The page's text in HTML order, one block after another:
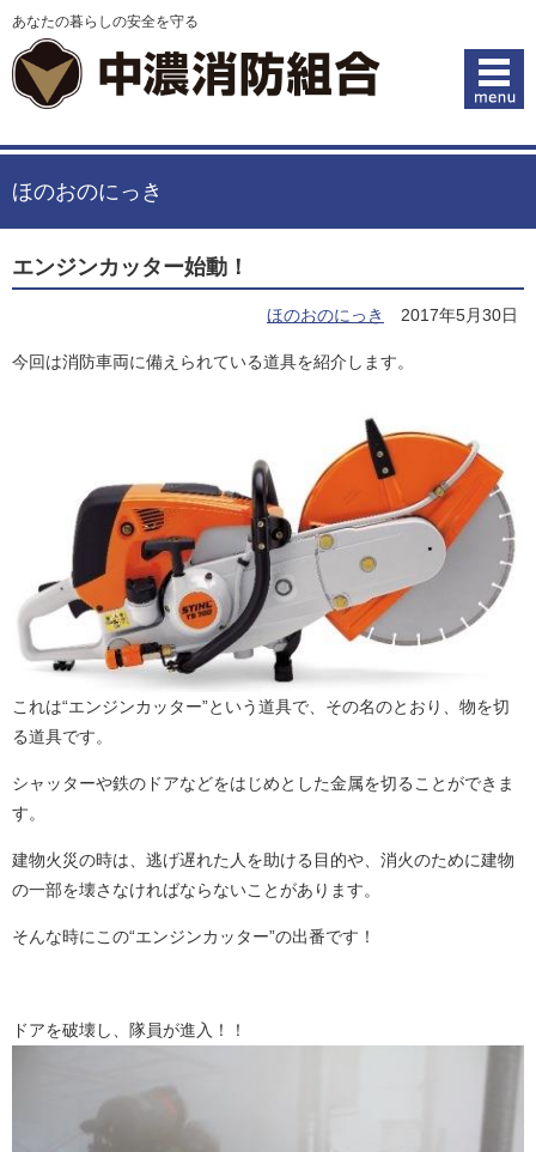
あなたの暮らしの安全を守る
ほのおのにっき
エンジンカッター始動！
ほのおのにっき 2017年5月30日
今回は消防車両に備えられている道具を紹介します。
これは“エンジンカッター”という道具で、その名のとおり、物を切
る道具です。
シャッターや鉄のドアなどをはじめとした金属を切ることができま
す。
建物火災の時は、逃げ遅れた人を助ける目的や、消火のために建物
の一部を壊さなければならないことがあります。
そんな時にこの“エンジンカッター”の出番です！
ドアを破壊し、隊員が進入！！